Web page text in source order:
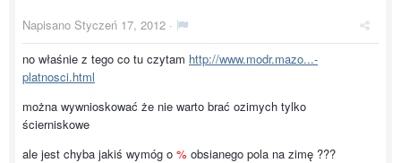
Napisano Styczeń 17, 2012 ·
no właśnie z tego co tu czytam http://www.modr.mazo...-
platnosci.html
można wywnioskować że nie warto brać ozimych tylko
ścierniskowe
ale jest chyba jakiś wymóg o % obsianego pola na zimę ???